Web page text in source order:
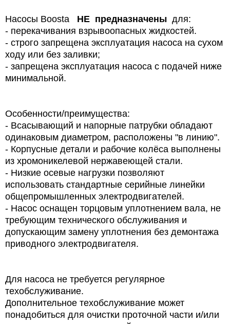
Насосы Boosta НЕ предназначены для:
- перекачивания взрывоопасных жидкостей.
- строго запрещена эксплуатация насоса на сухом
ходу или без заливки;
- запрещена эксплуатация насоса с подачей ниже
минимальной.
Особенности/преимущества:
- Всасывающий и напорные патрубки обладают
одинаковым диаметром, расположены "в линию".
- Корпусные детали и рабочие колёса выполнены
из хромоникелевой нержавеющей стали.
- Низкие осевые нагрузки позволяют
использовать стандартные серийные линейки
общепромышленных электродвигателей.
- Насос оснащен торцовым уплотнением вала, не
требующим технического обслуживания и
допускающим замену уплотнения без демонтажа
приводного электродвигателя.
Для насоса не требуется регулярное
техобслуживание.
Дополнительное техобслуживание может
понадобиться для очистки проточной части и/или